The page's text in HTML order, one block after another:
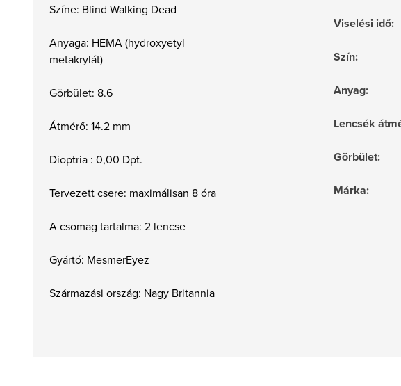
Színe: Blind Walking Dead
Anyaga: HEMA (hydroxyetyl
metakrylát)
Görbület: 8.6
Átmérő: 14.2 mm
Dioptria : 0,00 Dpt.
Tervezett csere: maximálisan 8 óra
A csomag tartalma: 2 lencse
Gyártó: MesmerEyez
Származási ország: Nagy Britannia
Viselési idő:
Szín:
Anyag:
Lencsék
Görbület:
Márka: